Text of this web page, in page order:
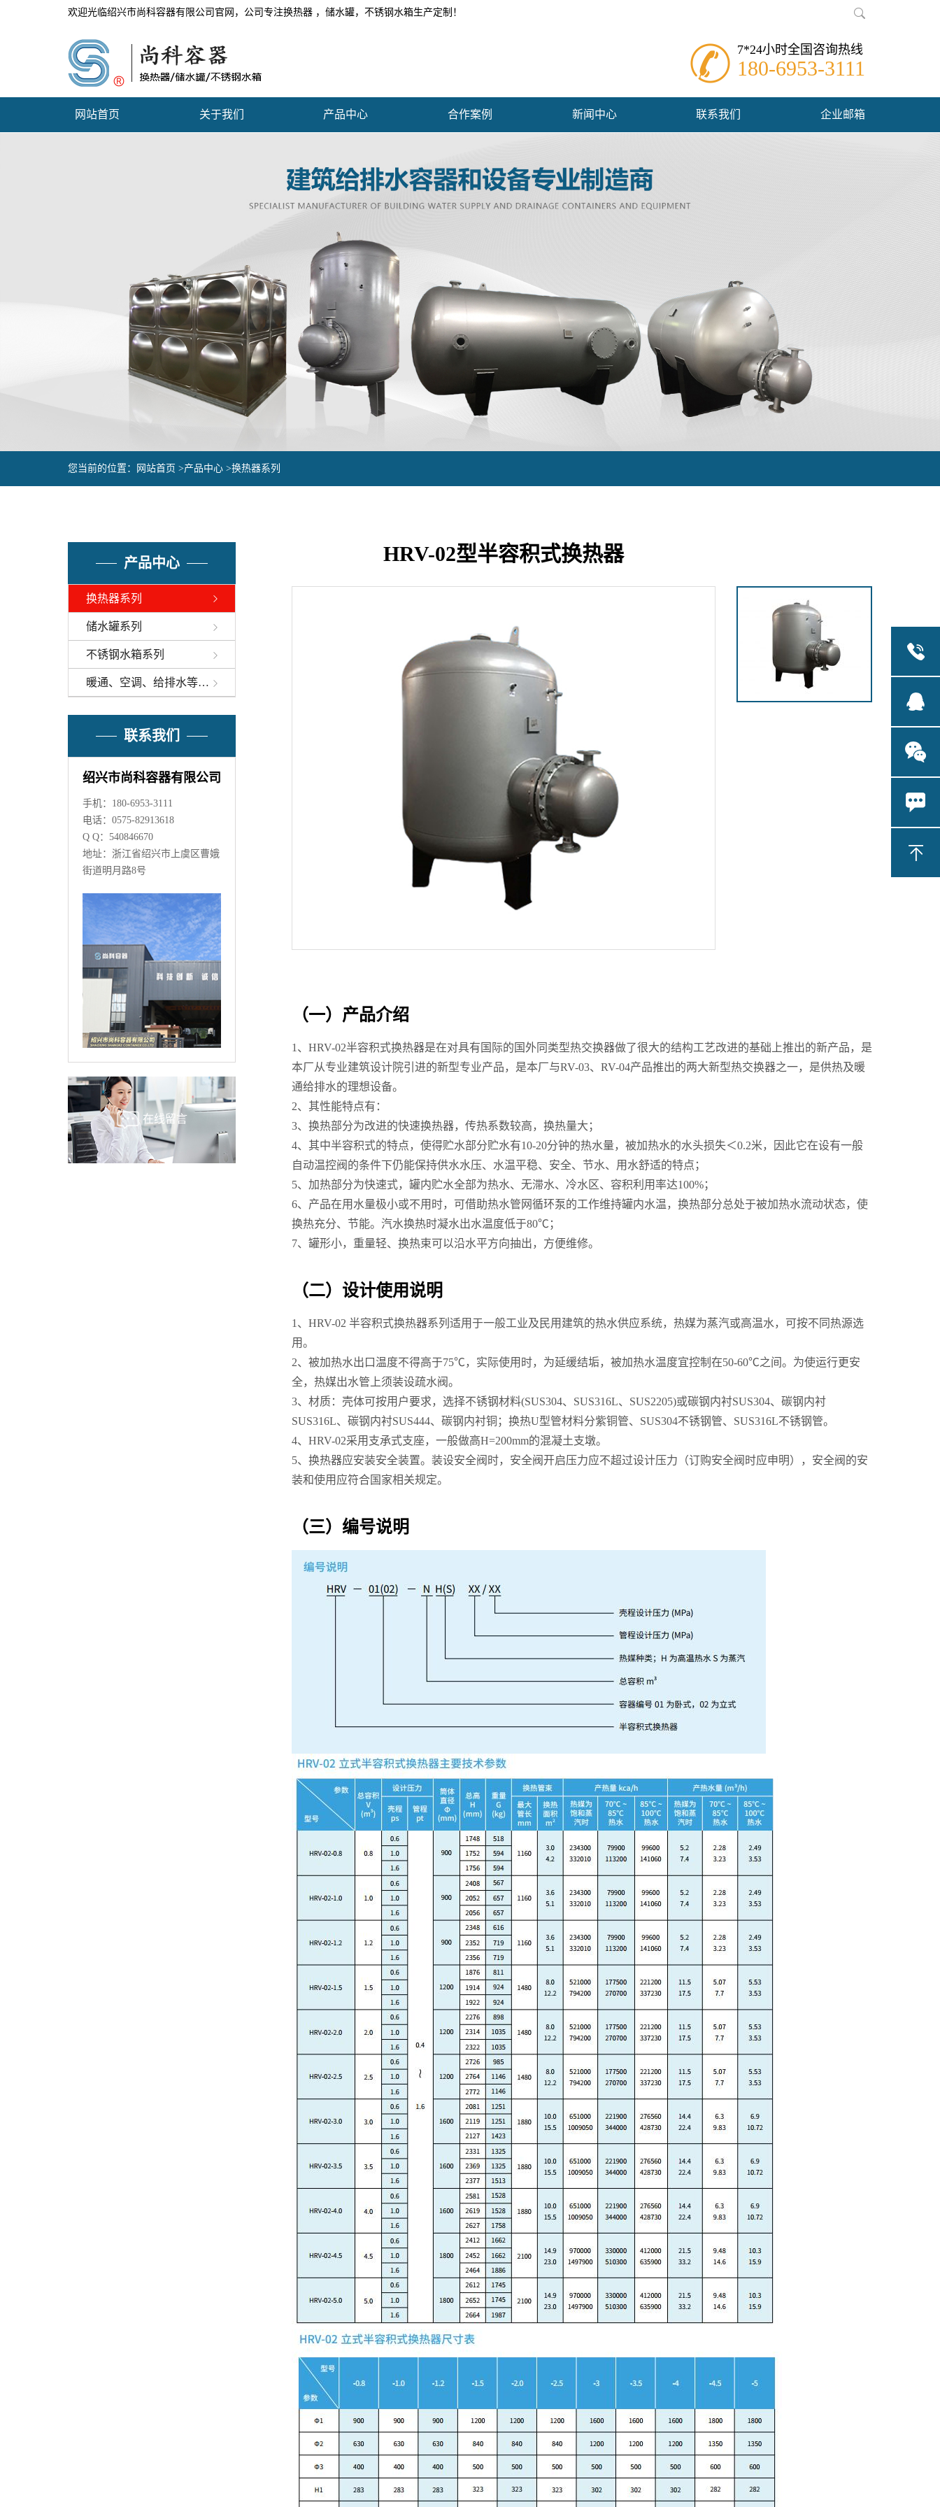
欢迎光临绍兴市尚科容器有限公司官网，公司专注换热器 ，储水罐，不锈钢水箱生产定制！
7*24小时全国咨询热线
180-6953-3111
网站首页 关于我们 产品中心 合作案例 新闻中心 联系我们 企业邮箱
您当前的位置： 网站首页 >产品中心 >换热器系列
产品中心
换热器系列
储水罐系列
不锈钢水箱系列
暖通、空调、给排水等辅助设备
联系我们
绍兴市尚科容器有限公司
手机：180-6953-3111
电话：0575-82913618
Q Q：540846670
地址：浙江省绍兴市上虞区曹娥
街道明月路8号
在线留言
HRV-02型半容积式换热器
（一）产品介绍
1、HRV-02半容积式换热器是在对具有国际的国外同类型热交换器做了很大的结构工艺改进的基础上推出的新产品，是
本厂从专业建筑设计院引进的新型专业产品，是本厂与RV-03、RV-04产品推出的两大新型热交换器之一，是供热及暖
通给排水的理想设备。
2、其性能特点有：
3、换热部分为改进的快速换热器，传热系数较高，换热量大；
4、其中半容积式的特点，使得贮水部分贮水有10-20分钟的热水量，被加热水的水头损失＜0.2米，因此它在设有一般
自动温控阀的条件下仍能保持供水水压、水温平稳、安全、节水、用水舒适的特点；
5、加热部分为快速式，罐内贮水全部为热水、无滞水、冷水区、容积利用率达100%；
6、产品在用水量极小或不用时，可借助热水管网循环泵的工作维持罐内水温，换热部分总处于被加热水流动状态，使
换热充分、节能。汽水换热时凝水出水温度低于80℃；
7、罐形小，重量轻、换热束可以沿水平方向抽出，方便维修。
（二）设计使用说明
1、HRV-02 半容积式换热器系列适用于一般工业及民用建筑的热水供应系统，热媒为蒸汽或高温水，可按不同热源选
用。
2、被加热水出口温度不得高于75℃，实际使用时，为延缓结垢，被加热水温度宜控制在50-60℃之间。为使运行更安
全，热媒出水管上须装设疏水阀。
3、材质：壳体可按用户要求，选择不锈钢材料(SUS304、SUS316L、SUS2205)或碳钢内衬SUS304、碳钢内衬
SUS316L、碳钢内衬SUS444、碳钢内衬铜；换热U型管材料分紫铜管、SUS304不锈钢管、SUS316L不锈钢管。
4、HRV-02采用支承式支座，一般做高H=200mm的混凝土支墩。
5、换热器应安装安全装置。装设安全阀时，安全阀开启压力应不超过设计压力（订购安全阀时应申明），安全阀的安
装和使用应符合国家相关规定。
（三）编号说明